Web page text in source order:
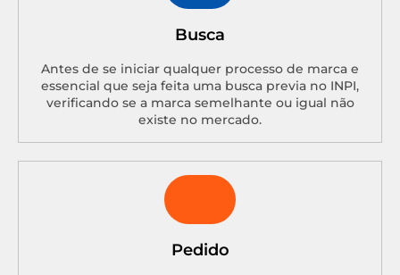
Busca
Antes de se iniciar qualquer processo de marca e
essencial que seja feita uma busca previa no INPI,
verificando se a marca semelhante ou igual não
existe no mercado.
Pedido